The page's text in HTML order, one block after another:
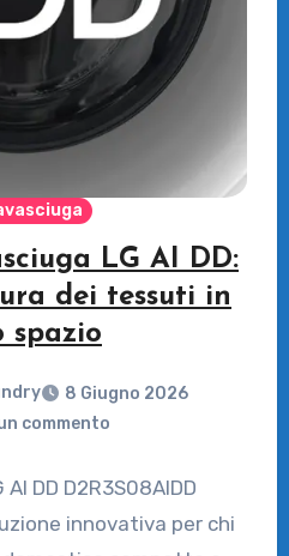
LG AI DD:
dei tessuti in
spazio
8 Giugno 2026
commento
DD D2R3S08AIDD
innovativa per chi